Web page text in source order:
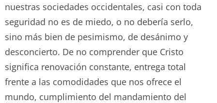
nuestras sociedades occidentales, casi con toda
seguridad no es de miedo, o no debería serlo,
sino más bien de pesimismo, de desánimo y
desconcierto. De no comprender que Cristo
significa renovación constante, entrega total
frente a las comodidades que nos ofrece el
mundo, cumplimiento del mandamiento del